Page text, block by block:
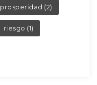
prosperidad (2)
riesgo (1)